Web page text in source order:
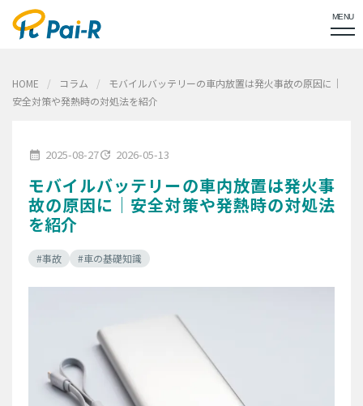
MENU
HOME コラム
モバイルバッテリーの車内放置は発火事故の原因に｜
安全対策や発熱時の対処法を紹介
calendar_month 2025-08-27update 2026-05-13
モバイルバッテリーの車内放置は発火事
故の原因に｜安全対策や発熱時の対処法
を紹介
#事故 #車の基礎知識